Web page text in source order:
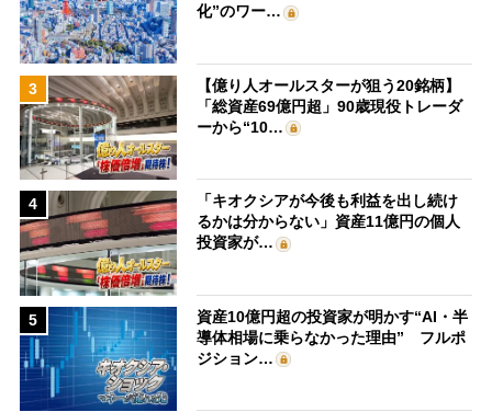
化”のワー…
3
【億り人オールスターが狙う20銘柄】
「総資産69億円超」90歳現役トレーダ
ーから“10…
4
「キオクシアが今後も利益を出し続け
るかは分からない」資産11億円の個人
投資家が…
5
資産10億円超の投資家が明かす“AI・半
導体相場に乗らなかった理由” フルポ
ジション…